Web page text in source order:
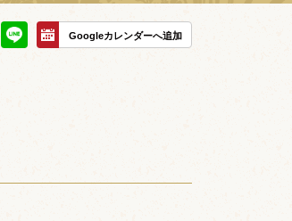
Googleカレンダーへ追加